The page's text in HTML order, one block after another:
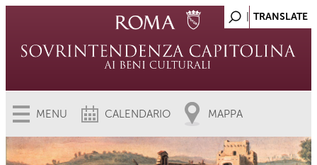
MENU CALENDARIO MAPPA